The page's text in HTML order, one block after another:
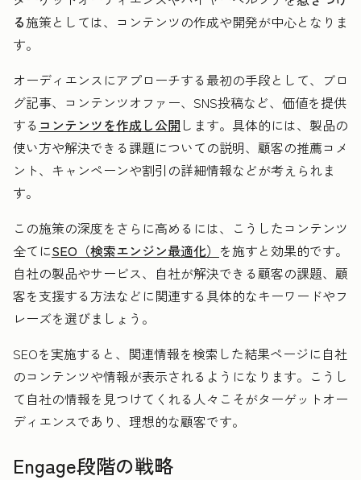
る施策としては、コンテンツの作成や開発が中心となりま
す。
オーディエンスにアプローチする最初の手段として、ブロ
グ記事、コンテンツオファー、SNS投稿など、価値を提供
する コンテンツを作成し公開 します。具体的には、製品の
使い方や解決できる課題についての説明、顧客の推薦コメ
ント、キャンペーンや割引の詳細情報などが考えられま
す。
この施策の深度をさらに高めるには、こうしたコンテンツ
全てにSEO（検索エンジン最適化） を施すと効果的です。
自社の製品やサービス、自社が解決できる顧客の課題、顧
客を支援する方法などに関連する具体的なキーワードやフ
レーズを選びましょう。
SEOを実施すると、関連情報を検索した結果ページに自社
のコンテンツや情報が表示されるようになります。こうし
て自社の情報を見つけてくれる人々こそがターゲットオー
ディエンスであり、理想的な顧客です。
Engage段階の戦略